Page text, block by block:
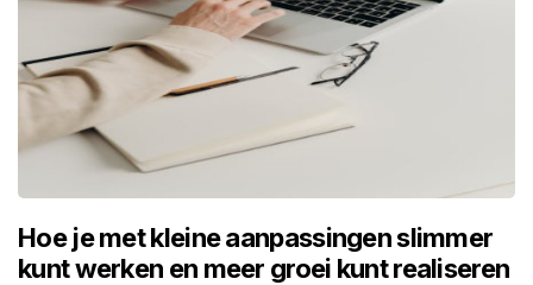
Hoe je met kleine aanpassingen slimmer
kunt werken en meer groei kunt realiseren